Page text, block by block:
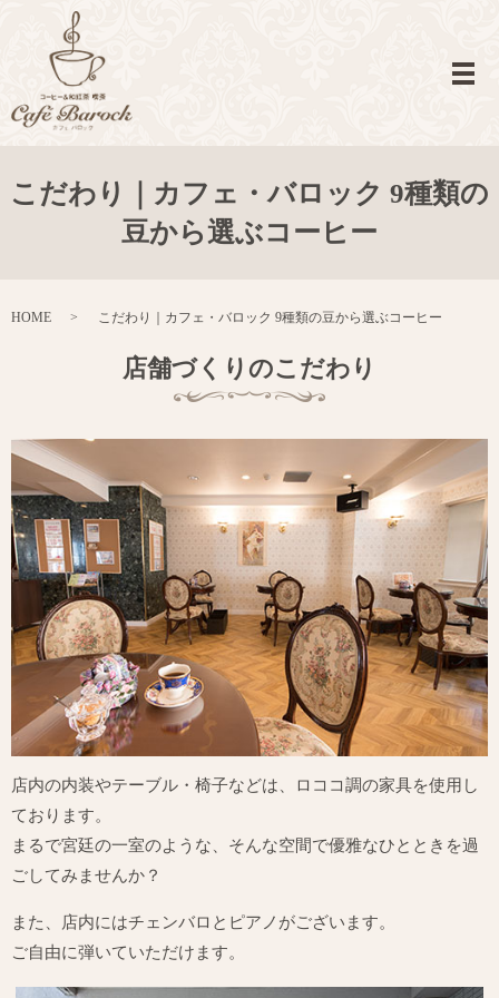
メ
こだわり｜カフェ・バロック 9種類の
豆から選ぶコーヒー
HOME こだわり｜カフェ・バロック 9種類の豆から選ぶコーヒー
店舗づくりのこだわり
店内の内装やテーブル・椅子などは、ロココ調の家具を使用し
ております。
まるで宮廷の一室のような、そんな空間で優雅なひとときを過
ごしてみませんか？
また、店内にはチェンバロとピアノがございます。
ご自由に弾いていただけます。